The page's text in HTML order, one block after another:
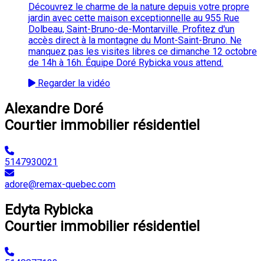
Découvrez le charme de la nature depuis votre propre
jardin avec cette maison exceptionnelle au 955 Rue
Dolbeau, Saint-Bruno-de-Montarville. Profitez d'un
accès direct à la montagne du Mont-Saint-Bruno. Ne
manquez pas les visites libres ce dimanche 12 octobre
de 14h à 16h. Équipe Doré Rybicka vous attend.
Regarder la vidéo
Alexandre Doré
Courtier immobilier résidentiel
5147930021
adore@remax-quebec.com
Edyta Rybicka
Courtier immobilier résidentiel